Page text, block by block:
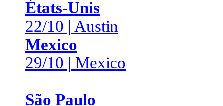
États-Unis
22/10 | Austin
Mexico
29/10 | Mexico
São Paulo